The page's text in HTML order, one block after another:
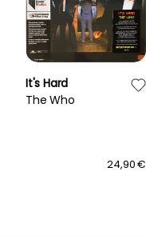
It's Hard
The Who
24,90 €